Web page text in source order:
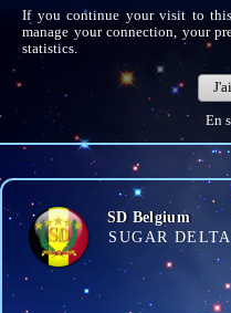
If you continue your visit to
manage your connection, your
statistics.
En
SD Belgium
SUGAR